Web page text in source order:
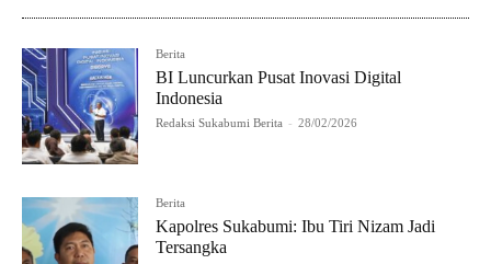
Berita
BI Luncurkan Pusat Inovasi Digital
Indonesia
Redaksi Sukabumi Berita - 28/02/2026
Berita
Kapolres Sukabumi: Ibu Tiri Nizam Jadi
Tersangka